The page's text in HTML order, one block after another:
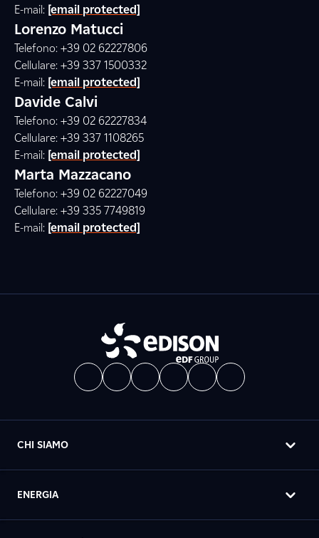
E-mail: [email protected]
Lorenzo Matucci
Telefono: +39 02 62227806
Cellulare: +39 337 1500332
E-mail: [email protected]
Davide Calvi
Telefono: +39 02 62227834
Cellulare: +39 337 1108265
E-mail: [email protected]
Marta Mazzacano
Telefono: +39 02 62227049
Cellulare: +39 335 7749819
E-mail: [email protected]
CHI SIAMO
ENERGIA